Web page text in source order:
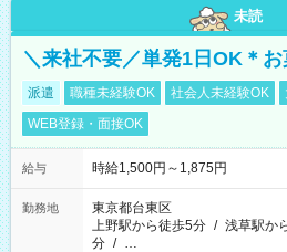
未読
＼来社不要／単発1日OK＊
派遣 職種未経験OK 社会人未経験OK
WEB登録・面接OK
給与 時給1,500円～1,875円
勤務地
東京都台東区
上野駅から徒歩5分 / 浅草駅か
分 / …